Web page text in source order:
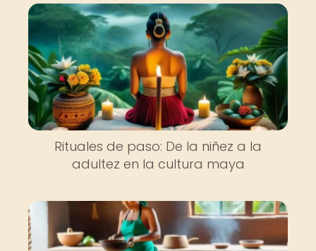
Rituales de paso: De la niñez a la
adultez en la cultura maya